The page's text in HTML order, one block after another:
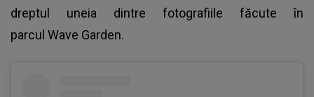
dreptul uneia dintre fotografiile făcute în
parcul Wave Garden.